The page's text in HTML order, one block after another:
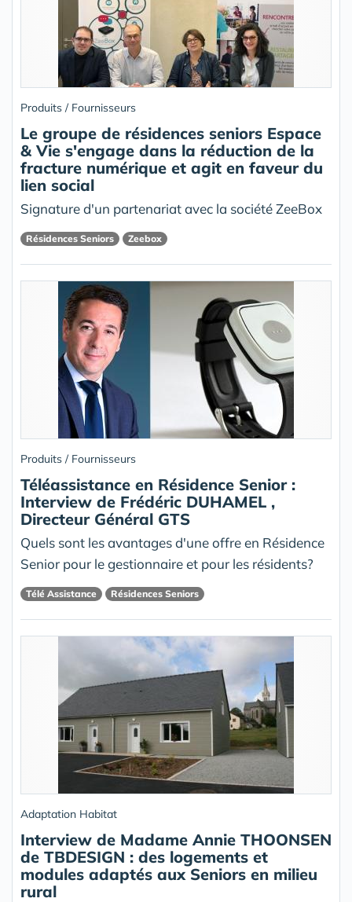
Produits / Fournisseurs
Le groupe de résidences seniors Espace
& Vie s'engage dans la réduction de la
fracture numérique et agit en faveur du
lien social
Signature d'un partenariat avec la société ZeeBox
Résidences Seniors Zeebox
Produits / Fournisseurs
Téléassistance en Résidence Senior :
Interview de Frédéric DUHAMEL ,
Directeur Général GTS
Quels sont les avantages d'une offre en Résidence
Senior pour le gestionnaire et pour les résidents?
Télé Assistance Résidences Seniors
Adaptation Habitat
Interview de Madame Annie THOONSEN
de TBDESIGN : des logements et
modules adaptés aux Seniors en milieu
rural